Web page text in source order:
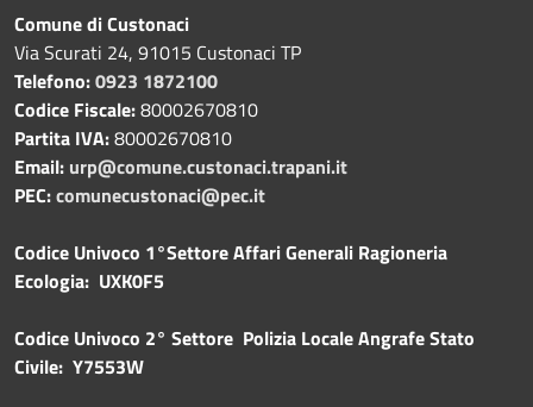
Comune di Custonaci
Via Scurati 24, 91015 Custonaci TP
Telefono:0923 1872100
Codice Fiscale:80002670810
Partita IVA:80002670810
Email: urp@comune.custonaci.trapani.it
PEC:comunecustonaci@pec.it
Codice Univoco 1°Settore Affari Generali Ragioneria
Ecologia: UXK0F5
Codice Univoco 2° Settore Polizia Locale Angrafe Stato
Civile: Y7553W